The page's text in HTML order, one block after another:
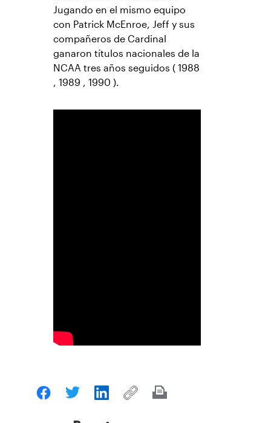
Jugando en el mismo equipo
con Patrick McEnroe, Jeff y sus
compañeros de Cardinal
ganaron títulos nacionales de la
NCAA tres años seguidos ( 1988
, 1989 , 1990 ).